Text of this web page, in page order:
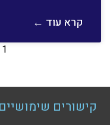
קרא עוד ←
1
קישורים שימושיים